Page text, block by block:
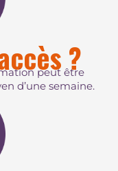
?
peut être
d’une semaine.